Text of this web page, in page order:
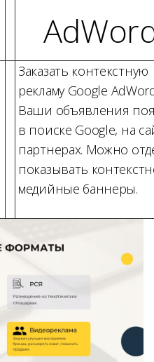
Заказать контекстную
рекламу Google
Ваши объявления
в поиске Google, на
партнерах. Можно
показывать
медийные баннеры.